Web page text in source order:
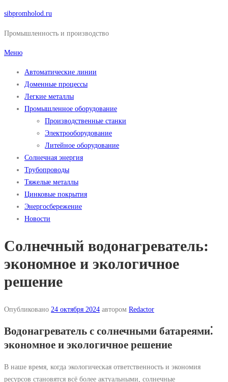
Перейти
содержимому
sibpromholod.ru
Промышленность и производство
Меню
Автоматические линии
Доменные процессы
Легкие металлы
Промышленное оборудование
Производственные станки
Электрооборудование
Литейное оборудование
Солнечная энергия
Трубопроводы
Тяжелые металлы
Цинковые покрытия
Энергосбережение
Новости
Солнечный водонагреватель:
экономное и экологичное
решение
Опубликовано 24 октября 2024 автором Redactor
Водонагреватель с солнечными батареями⁚
экономное и экологичное решение
В наше время, когда экологическая ответственность и экономия
ресурсов становятся всё более актуальными, солнечные